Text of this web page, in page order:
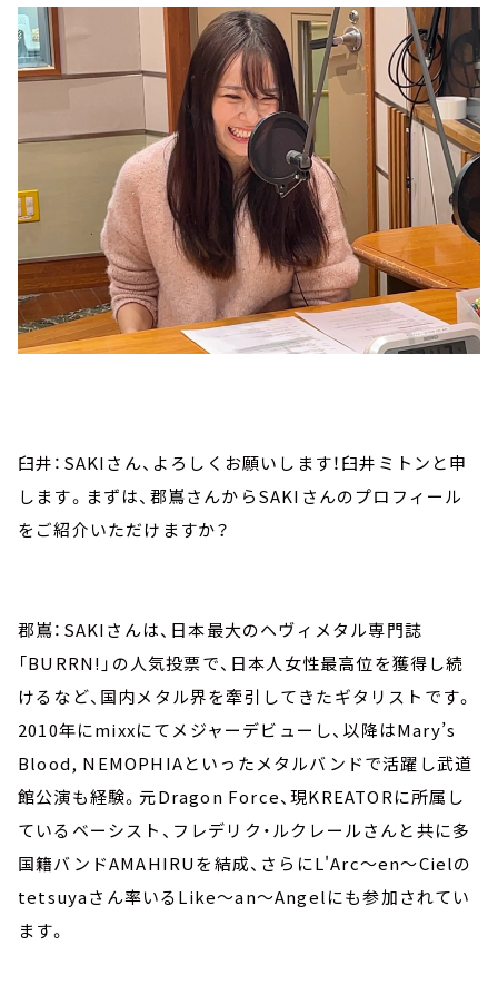
臼井：SAKIさん、よろしくお願いします！臼井ミトンと申
します。まずは、郡嶌さんからSAKIさんのプロフィール
をご紹介いただけますか？
郡嶌：SAKIさんは、日本最大のヘヴィメタル専門誌
「BURRN!」の人気投票で、日本人女性最高位を獲得し続
けるなど、国内メタル界を牽引してきたギタリストです。
2010年にmixxにてメジャーデビューし、以降はMary’s
Blood, NEMOPHIAといったメタルバンドで活躍し武道
館公演も経験。元Dragon Force、現KREATORに所属し
ているベーシスト、フレデリク・ルクレールさんと共に多
国籍バンドAMAHIRUを結成、さらにL'Arc～en～Cielの
tetsuyaさん率いるLike～an～Angelにも参加されてい
ます。